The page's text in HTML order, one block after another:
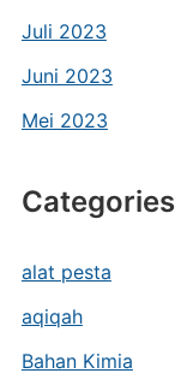
Juli 2023
Juni 2023
Mei 2023
Categories
alat pesta
aqiqah
Bahan Kimia